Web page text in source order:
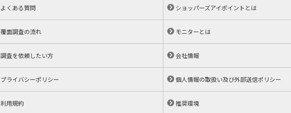
よくある質問 ショッパーズアイポイントとは
覆面調査の流れ モニターとは
調査を依頼したい方 会社情報
プライバシーポリシー 個人情報の取扱い及び外部送信ポリシー
利用規約 推奨環境